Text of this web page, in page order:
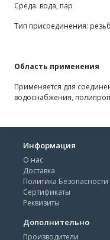
Среда: вода, пар
Тип присоединения:
Область применения
Применяется для
водоснабжения,
Информация
О нас
Доставка
Политика Безопасности
Сертификаты
Реквизиты
Дополнительно
Производители